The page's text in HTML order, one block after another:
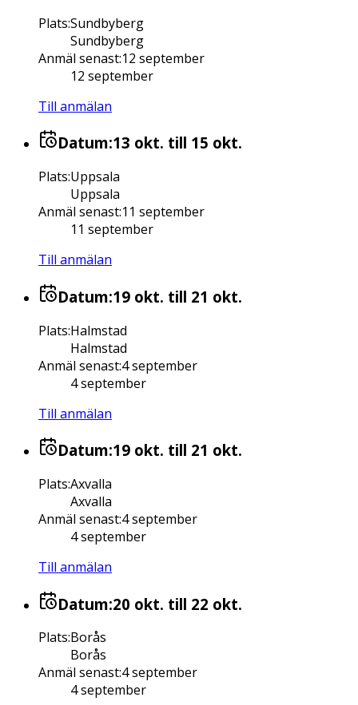
Plats:Sundbyberg
Sundbyberg
Anmäl senast:12 september
12 september
Till anmälan
Datum:13 okt. till 15 okt.
Plats:Uppsala
Uppsala
Anmäl senast:11 september
11 september
Till anmälan
Datum:19 okt. till 21 okt.
Plats:Halmstad
Halmstad
Anmäl senast:4 september
4 september
Till anmälan
Datum:19 okt. till 21 okt.
Plats:Axvalla
Axvalla
Anmäl senast:4 september
4 september
Till anmälan
Datum:20 okt. till 22 okt.
Plats:Borås
Borås
Anmäl senast:4 september
4 september